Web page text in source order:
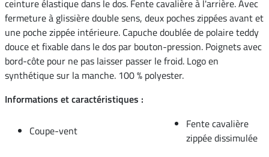
ceinture élastique dans le dos. Fente cavalière à l'arrière. Avec
fermeture à glissière double sens, deux poches zippées avant et
une poche zippée intérieure. Capuche doublée de polaire teddy
douce et fixable dans le dos par bouton-pression. Poignets avec
bord-côte pour ne pas laisser passer le froid. Logo en
synthétique sur la manche. 100 % polyester.
Informations et caractéristiques :
Coupe-vent
Fente cavalière
zippée dissimulée